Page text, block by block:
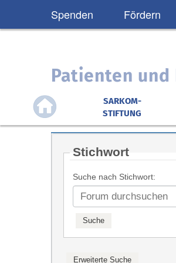
Spenden Fördern
Patienten und
SARKOM-
STIFTUNG
Stichwort
Suche nach Stichwort: